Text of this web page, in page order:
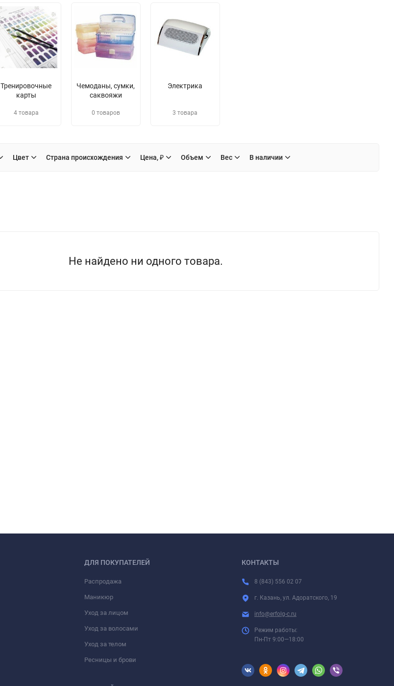
Тренировочные
карты
4 товара
Чемоданы, сумки,
саквояжи
0 товаров
Электрика
3 товара
Цвет Страна происхождения Цена, ₽ Объем Вес В наличии
Не найдено ни одного товара.
ДЛЯ ПОКУПАТЕЛЕЙ
Распродажа
Маникюр
Уход за лицом
Уход за волосами
Уход за телом
Ресницы и брови
КОНТАКТЫ
8 (843) 556 02 07
г. Казань, ул. Адоратского, 19
info@erfolg-c.ru
Режим работы:
Пн-Пт 9:00—18:00